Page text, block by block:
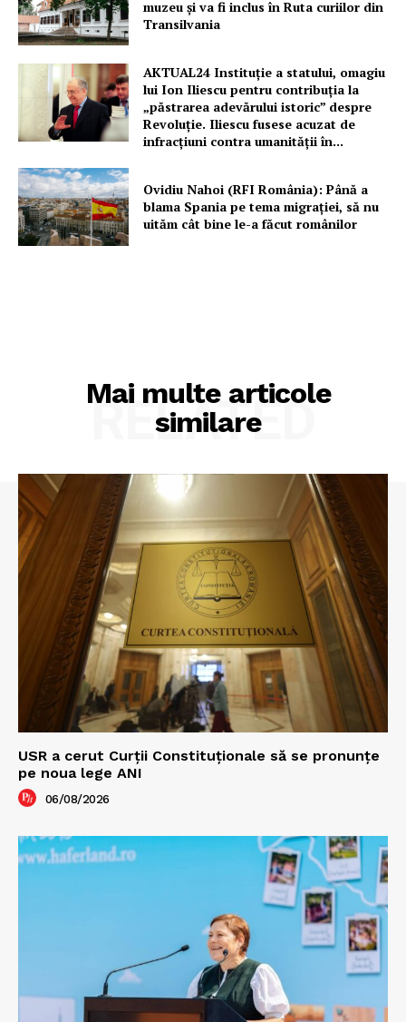
muzeu şi va fi inclus în Ruta curiilor din
Transilvania
AKTUAL24 Instituție a statului, omagiu
lui Ion Iliescu pentru contribuția la
„păstrarea adevărului istoric” despre
Revoluție. Iliescu fusese acuzat de
infracțiuni contra umanității în...
Ovidiu Nahoi (RFI România): Până a
blama Spania pe tema migrației, să nu
uităm cât bine le-a făcut românilor
Mai multe articole
similare
RELATED
USR a cerut Curții Constituționale să se pronunțe
pe noua lege ANI
06/08/2026